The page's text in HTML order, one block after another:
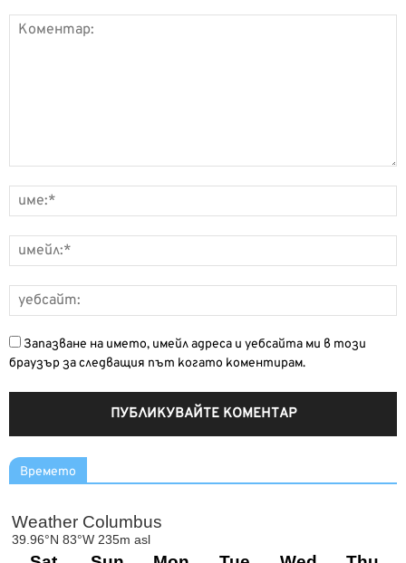
Запазване на името, имейл адреса и уебсайта ми в този
браузър за следващия път когато коментирам.
Времето